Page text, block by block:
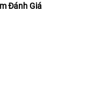
Đánh Giá